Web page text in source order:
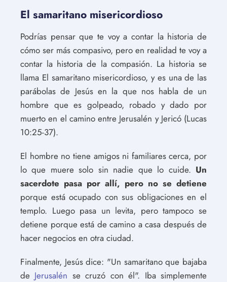
El samaritano misericordioso
Podrías pensar que te voy a contar la historia de
cómo ser más compasivo, pero en realidad te voy a
contar la historia de la compasión. La historia se
llama El samaritano misericordioso, y es una de las
parábolas de Jesús en la que nos habla de un
hombre que es golpeado, robado y dado por
muerto en el camino entre Jerusalén y Jericó (Lucas
10:25-37).
El hombre no tiene amigos ni familiares cerca, por
lo que muere solo sin nadie que lo cuide. Un
sacerdote pasa por allí, pero no se detiene
porque está ocupado con sus obligaciones en el
templo. Luego pasa un levita, pero tampoco se
detiene porque está de camino a casa después de
hacer negocios en otra ciudad.
Finalmente, Jesús dice: "Un samaritano que bajaba
de Jerusalén se cruzó con él". Iba simplemente